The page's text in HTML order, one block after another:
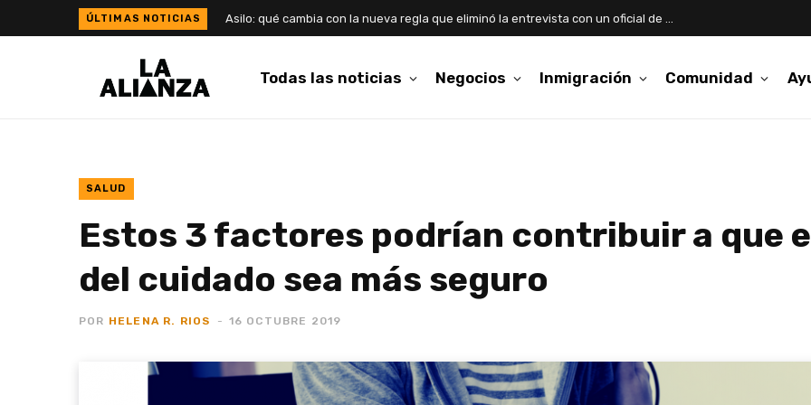
Todas las noticias Negocios Inmigración Comunidad
SALUD
Estos 3 factores podrían contribuir a que
del cuidado sea más seguro
POR HELENA R. RIOS 16 OCTUBRE 2019